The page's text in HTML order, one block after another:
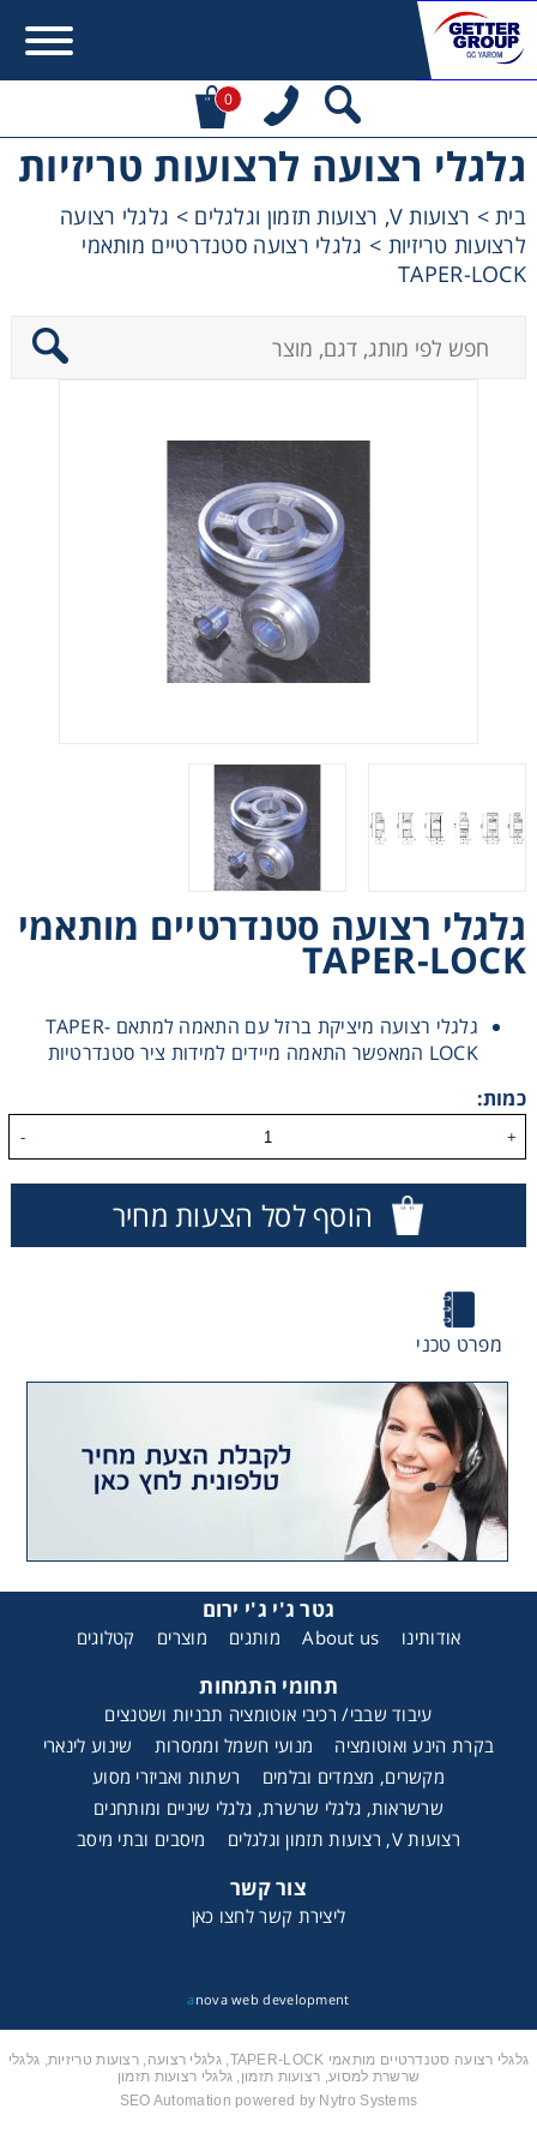
0
גלגלי רצועה לרצועות טריזיות
בית> רצועות V, רצועות תזמון וגלגלים > גלגלי רצועה
לרצועות טריזיות > גלגלי רצועה סטנדרטיים מותאמי
TAPER-LOCK
גלגלי רצועה סטנדרטיים מותאמי
TAPER-LOCK
גלגלי רצועה מיציקת ברזל עם התאמה למתאם TAPER-
LOCK המאפשר התאמה מיידים למידות ציר סטנדרטיות
כמות:
+
-
הוסף לסל הצעות מחיר
מפרט טכני
גטר ג'י ג'י ירום
אודותינו About us מותגים מוצרים קטלוגים
תחומי התמחות
עיבוד שבבי/ רכיבי אוטומציה תבניות ושטנצים
בקרת הינע ואוטומציה
מנועי חשמל וממסרות
שינוע לינארי
מקשרים, מצמדים ובלמים
רשתות ואביזרי מסוע
שרשראות, גלגלי שרשרת, גלגלי שיניים ומותחנים
רצועות V, רצועות תזמון וגלגלים
מיסבים ובתי מיסב
צור קשר
ליצירת קשר לחצו כאן
a nova web development
Error:Contact form not found.
מעונין לקבל הצעת מחיר או מידע עבור:
מיסבים ובתי מיסב
שרשראות, גלגלי שרשרת וגלגלי שיניים
רצועות וי, רצועות תזמון וגלגלים
שינוע ליניארי
רשתות ואביזרי מסוע
גלגלי רצועה סטנדרטיים מותאמי TAPER-LOCK, גלגלי רצועה, רצועות טריזיות, גלגלי
שרשרת למסוע, רצועות תזמון, גלגלי רצועות תזמון
SEO Automation powered by Nytro Systems